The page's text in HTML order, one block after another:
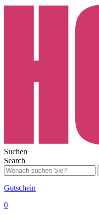
Suchen
Search
Gutschein
0